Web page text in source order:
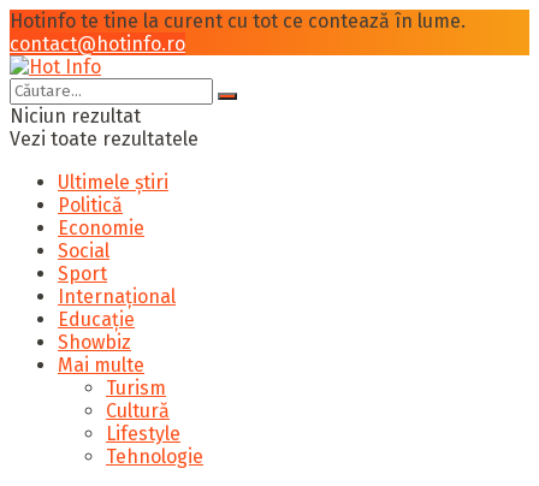
Hotinfo te tine la curent cu tot ce contează în lume.
contact@hotinfo.ro
Niciun rezultat
Vezi toate rezultatele
Ultimele știri
Politică
Economie
Social
Sport
Internațional
Educație
Showbiz
Mai multe
Turism
Cultură
Lifestyle
Tehnologie